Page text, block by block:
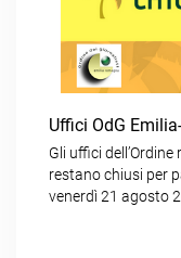
Uffici OdG
Gli uffici
restano chiusi per
venerdì 21 agosto